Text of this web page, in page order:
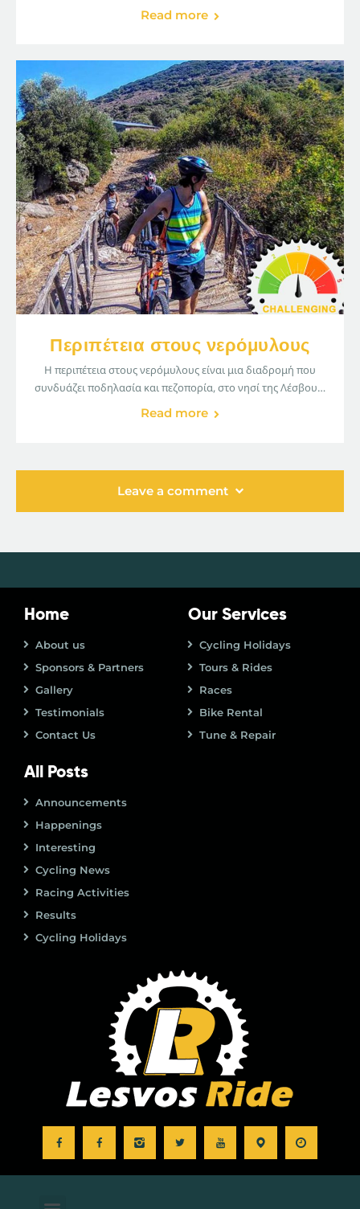
Read more
Περιπέτεια στους νερόμυλους
Η περιπέτεια στους νερόμυλους είναι μια διαδρομή που
συνδυάζει ποδηλασία και πεζοπορία, στο νησί της Λέσβου…
Read more
Leave a comment
Home
About us
Sponsors & Partners
Gallery
Testimonials
Contact Us
Our Services
Cycling Holidays
Tours & Rides
Races
Bike Rental
Tune & Repair
All Posts
Announcements
Happenings
Interesting
Cycling News
Racing Activities
Results
Cycling Holidays